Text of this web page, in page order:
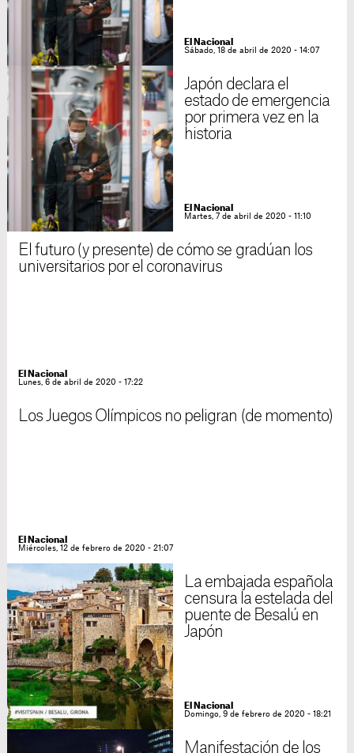
El Nacional
Sábado, 18 de abril de 2020 - 14:07
Japón declara el
estado de emergencia
por primera vez en la
historia
El Nacional
Martes, 7 de abril de 2020 - 11:10
El futuro (y presente) de cómo se gradúan los
universitarios por el coronavirus
El Nacional
Lunes, 6 de abril de 2020 - 17:22
Los Juegos Olímpicos no peligran (de momento)
El Nacional
Miércoles, 12 de febrero de 2020 - 21:07
La embajada española
censura la estelada del
puente de Besalú en
Japón
El Nacional
Domingo, 9 de febrero de 2020 - 18:21
Manifestación de los